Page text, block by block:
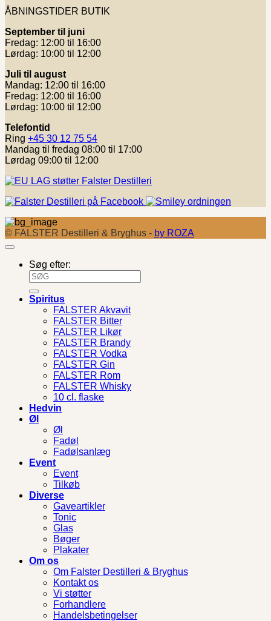
ÅBNINGSTIDER BUTIK
September til juni
Fredag: 12:00 til 16:00
Lørdag: 10:00 til 12:00
Juli til august
Mandag: 12:00 til 16:00
Fredag: 12:00 til 16:00
Lørdag: 10:00 til 12:00
Telefontid
Ring +45 30 12 75 54
Mandag til fredag 08:00 til 17:00
Lørdag 09:00 til 12:00
© FALSTER Destilleri & Bryghus - by ROZA
Søg efter:
Spiritus
FALSTER Akvavit
FALSTER Bitter
FALSTER Likør
FALSTER Brandy
FALSTER Vodka
FALSTER Gin
FALSTER Rom
FALSTER Whisky
10 cl. flaske
Hedvin
Øl
Øl
Fadøl
Fadølsanlæg
Event
Event
Tilkøb
Diverse
Gaveartikler
Tonic
Glas
Bøger
Plakater
Om os
Om Falster Destilleri & Bryghus
Kontakt os
Vi støtter
Forhandlere
Handelsbetingelser